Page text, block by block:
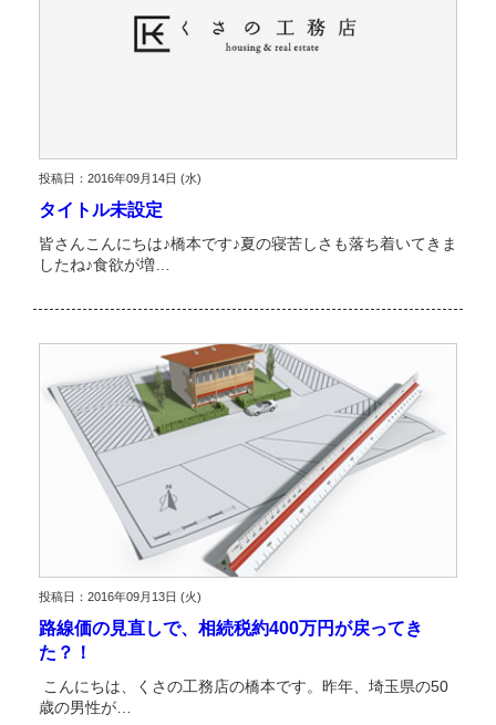
投稿日：2016年09月14日 (水)
タイトル未設定
皆さんこんにちは♪橋本です♪夏の寝苦しさも落ち着いてきま
したね♪食欲が増…
投稿日：2016年09月13日 (火)
路線価の見直しで、相続税約400万円が戻ってき
た？！
こんにちは、くさの工務店の橋本です。昨年、埼玉県の50
歳の男性が…